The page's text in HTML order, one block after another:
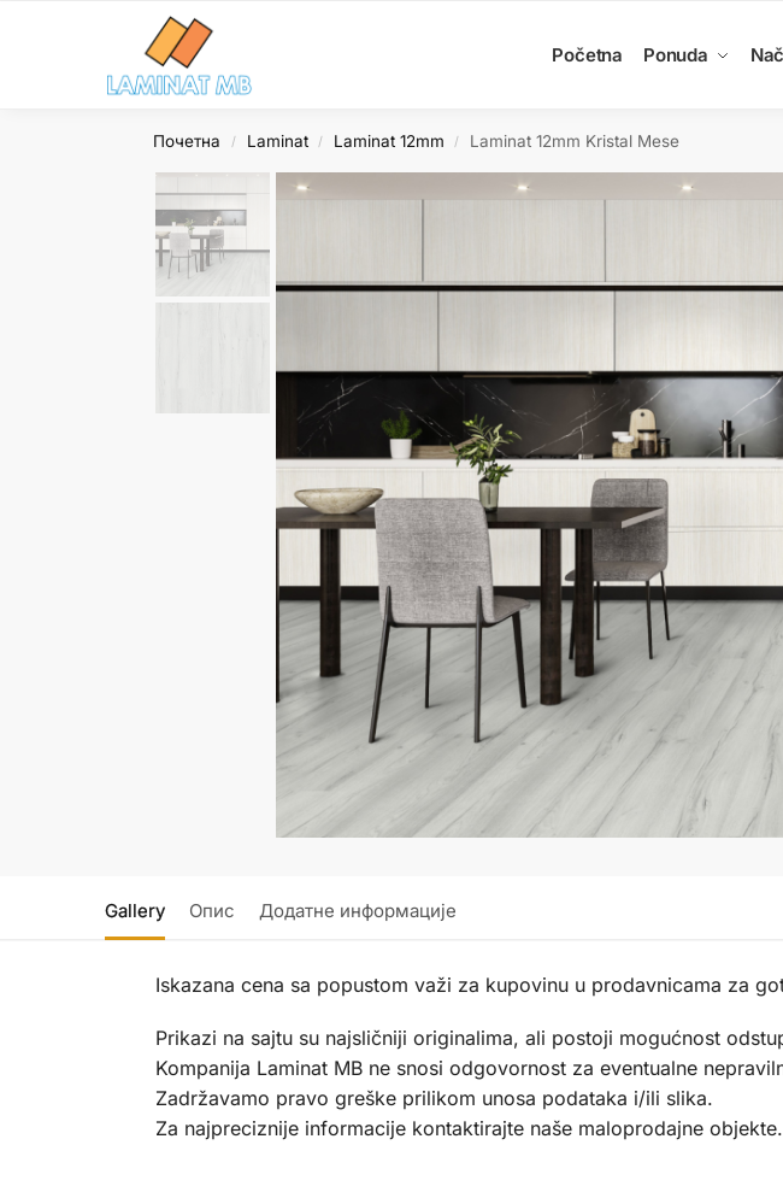
Početna Ponuda
Почетна / Laminat / Laminat 12mm / Laminat 12mm Kristal Mese
Gallery Опис Додатне информације
Iskazana cena sa popustom važi za kupovinu u prodavnicama za
Prikazi na sajtu su najsličniji originalima, ali postoji mogućnost
Kompanija Laminat MB ne snosi odgovornost za eventualne
Zadržavamo pravo greške prilikom unosa podataka i/ili slika.
Za najpreciznije informacije kontaktirajte naše maloprodajne objekte.